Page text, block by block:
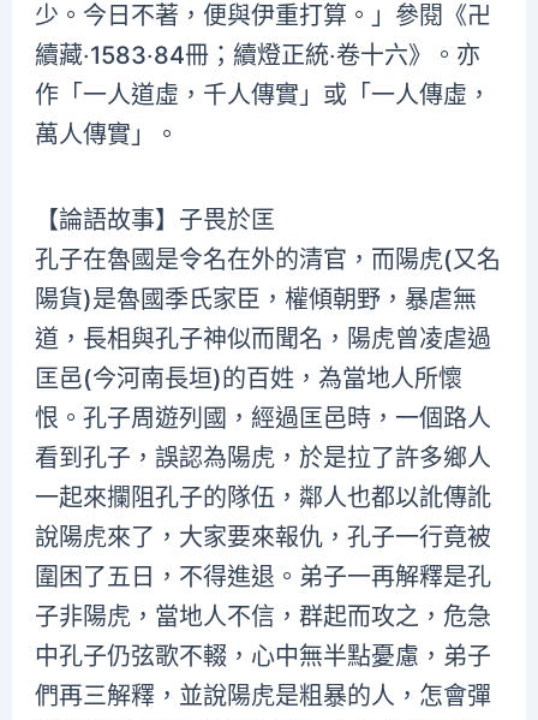
少。今日不著，便與伊重打算。」參閱《卍
續藏‧1583‧84冊；續燈正統‧卷十六》。亦
作「一人道虛，千人傳實」或「一人傳虛，
萬人傳實」。
【論語故事】子畏於匡
孔子在魯國是令名在外的清官，而陽虎(又名
陽貨)是魯國季氏家臣，權傾朝野，暴虐無
道，長相與孔子神似而聞名，陽虎曾凌虐過
匡邑(今河南長垣)的百姓，為當地人所懷
恨。孔子周遊列國，經過匡邑時，一個路人
看到孔子，誤認為陽虎，於是拉了許多鄉人
一起來攔阻孔子的隊伍，鄰人也都以訛傳訛
說陽虎來了，大家要來報仇，孔子一行竟被
圍困了五日，不得進退。弟子一再解釋是孔
子非陽虎，當地人不信，群起而攻之，危急
中孔子仍弦歌不輟，心中無半點憂慮，弟子
們再三解釋，並說陽虎是粗暴的人，怎會彈